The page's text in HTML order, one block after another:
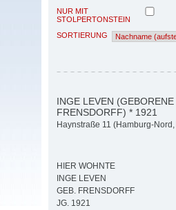
NUR MIT
STOLPERTONSTEIN
SORTIERUNG
INGE LEVEN (GEBORENE
FRENSDORFF) * 1921
Haynstraße 11 (Hamburg-
HIER WOHNTE
INGE LEVEN
GEB. FRENSDORFF
JG. 1921